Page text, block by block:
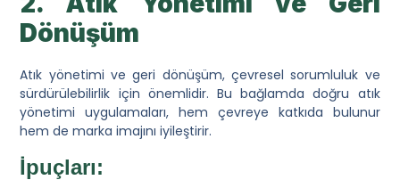
Dönüşüm
Atık yönetimi ve geri dönüşüm, çevresel sorumluluk ve
sürdürülebilirlik için önemlidir. Bu bağlamda doğru atık
yönetimi uygulamaları, hem çevreye katkıda bulunur
hem de marka imajını iyileştirir.
İpuçları: